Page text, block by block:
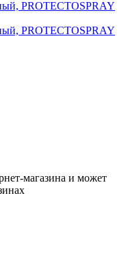
магазина и может